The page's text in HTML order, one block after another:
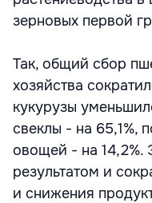
зерновых первой
Так, общий сбор
хозяйства
кукурузы
свеклы - на 65,1%,
овощей - на 14,2%.
результатом и
и снижения